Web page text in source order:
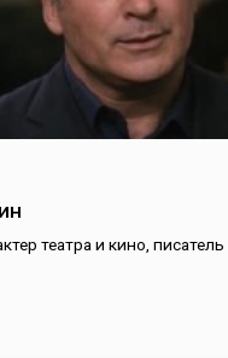
театра и кино, писатель